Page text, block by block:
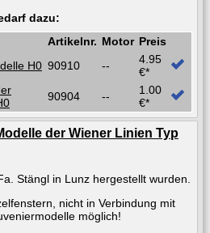
dazu:
Artikelnr. Motor Preis
H0 90910 --
4.95
€*
90904 --
1.00
€*
der Wiener Linien Typ
Stängl in Lunz hergestellt wurden.
nicht in Verbindung mit
möglich!